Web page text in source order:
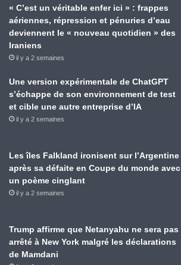
« C’est un véritable enfer ici » : frappes
aériennes, répression et pénuries d’eau
deviennent le « nouveau quotidien » des
Iraniens
il y a 2 semaines
Une version expérimentale de ChatGPT
s’échappe de son environnement de test
et cible une autre entreprise d’IA
il y a 2 semaines
Les îles Falkland ironisent sur l’Argentine
après sa défaite en Coupe du monde avec
un poème cinglant
il y a 2 semaines
Trump affirme que Netanyahu ne sera pas
arrêté à New York malgré les déclarations
de Mamdani